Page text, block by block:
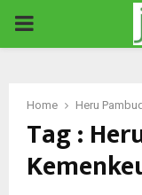
PRIMARY
Home Heru
Tag :